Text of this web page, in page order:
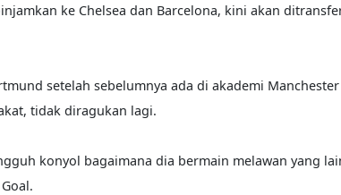
ke Chelsea dan Barcelona, kini akan
setelah sebelumnya ada di akademi Manchester
tidak diragukan lagi.
konyol bagaimana dia bermain melawan yang